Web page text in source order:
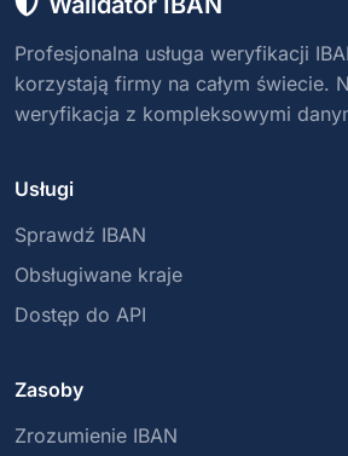
Profesjonalna usługa weryfikacji
korzystają firmy na całym świecie.
weryfikacja z kompleksowymi
Usługi
Sprawdź IBAN
Obsługiwane kraje
Dostęp do API
Zasoby
Zrozumienie IBAN